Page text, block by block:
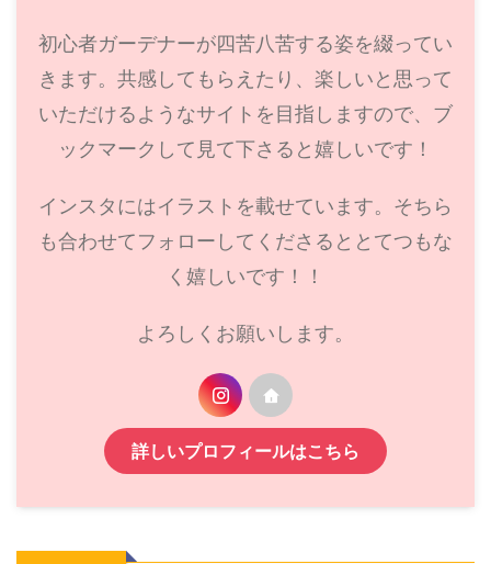
初心者ガーデナーが四苦八苦する姿を綴ってい
きます。共感してもらえたり、楽しいと思って
いただけるようなサイトを目指しますので、ブ
ックマークして見て下さると嬉しいです！
インスタにはイラストを載せています。そちら
も合わせてフォローしてくださるととてつもな
く嬉しいです！！
よろしくお願いします。
詳しいプロフィールはこちら